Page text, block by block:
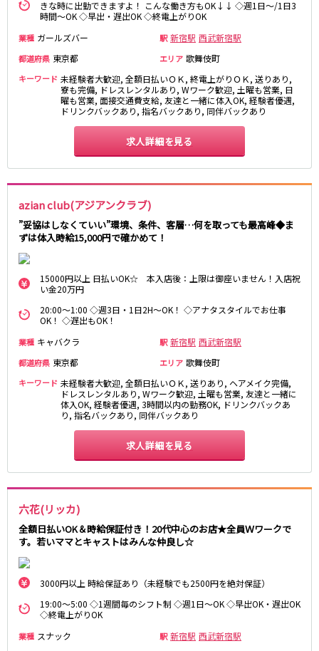
きな時に出勤できますよ！ こんな働き方もOK↓↓ ◇週1日～/1日3
時間～OK ◇早出・遅出OK ◇終電上がりOK
業種 ガールズバー 駅 新宿駅 西武新宿駅
都道府県 東京都 エリア 歌舞伎町
キーワード 未経験者大歓迎, 全額日払いＯＫ, 終電上がりＯＫ, 送りあり,
寮も完備, ドレスレンタルあり, Wワーク歓迎, 土曜も営業, 日
曜も営業, 面接交通費支給, 友達と一緒に体入OK, 経験者優遇,
ドリンクバックあり, 指名バックあり, 同伴バックあり
求人詳細を見る
azian club(アジアンクラブ)
”妥協はしなくていい”環境、条件、客層…何を取っても最高峰◆ま
ずは体入時給15,000円で確かめて！
15000円以上 日払いOK☆ 本入店後：上限は御座いません！入店祝
い金20万円
20:00～1:00 ◇週3日・1日2H～OK！ ◇アナタスタイルでお仕事
OK！ ◇遅出もOK！
業種 キャバクラ 駅 新宿駅 西武新宿駅
都道府県 東京都 エリア 歌舞伎町
キーワード 未経験者大歓迎, 全額日払いＯＫ, 送りあり, ヘアメイク完備,
ドレスレンタルあり, Wワーク歓迎, 土曜も営業, 友達と一緒に
体入OK, 経験者優遇, 3時間以内の勤務OK, ドリンクバックあ
り, 指名バックあり, 同伴バックあり
求人詳細を見る
六花(リッカ)
全額日払いOK＆時給保証付き！20代中心のお店★全員Ｗワークで
す。若いママとキャストはみんな仲良し☆
3000円以上 時給保証あり（未経験でも2500円を絶対保証）
19:00～5:00 ◇1週間毎のシフト制 ◇週1日～OK ◇早出OK・遅出OK
◇終電上がりOK
業種 スナック 駅 新宿駅 西武新宿駅
高田馬場駅
航空公園駅
JR根岸線
関内駅
横浜駅
桜木町駅
大船駅
池袋駅
練馬駅
所沢駅
ひばりヶ丘駅
東久留米駅
秋津駅
清瀬駅
桜台駅
飯能駅
大泉学園駅
西所沢駅
吾野駅
JR横浜線
橋本駅
新横浜駅
淵野辺駅
矢部駅
成瀬駅
古淵駅
菊名駅
溝の口駅
藤が丘駅
二子玉川駅
中央林間駅
東急世田谷線
三軒茶屋駅
下高井戸駅
宮の坂駅